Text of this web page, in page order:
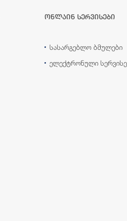
ონლაინ სერვისები
სასარგებლო ბმულები
ელექტრონული